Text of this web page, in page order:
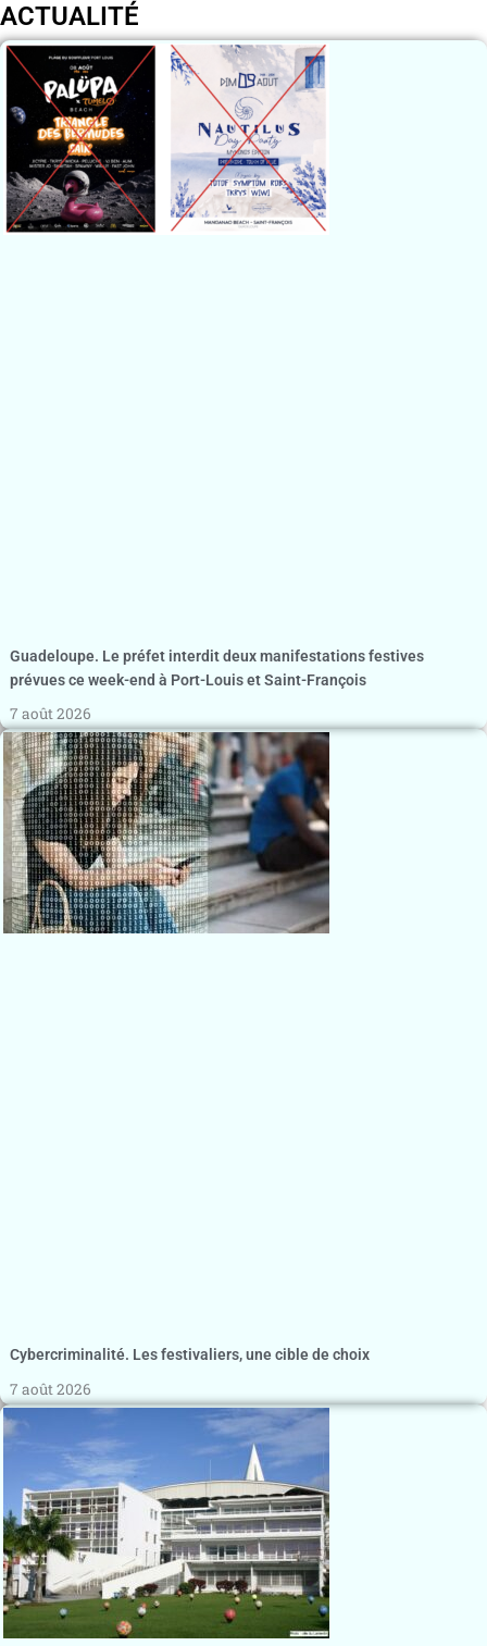
ACTUALITÉ
Guadeloupe. Le préfet interdit deux manifestations festives
prévues ce week-end à Port-Louis et Saint-François
7 août 2026
Cybercriminalité. Les festivaliers, une cible de choix
7 août 2026